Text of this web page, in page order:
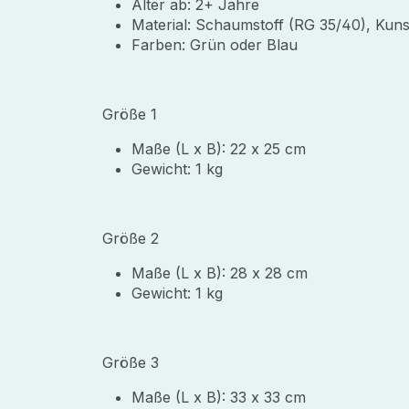
Alter ab: 2+ Jahre
Material: Schaumstoff (RG 35/40),
Farben: Grün oder Blau
Größe 1
Maße (L x B): 22 x 25 cm
Gewicht: 1 kg
Größe 2
Maße (L x B): 28 x 28 cm
Gewicht: 1 kg
Größe 3
Maße (L x B): 33 x 33 cm